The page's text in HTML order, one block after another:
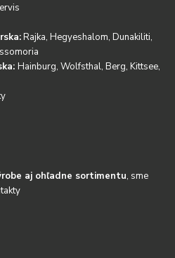
Rajka, Hegyeshalom, Dunakiliti,
Hainburg, Wolfsthal, Berg, Kittsee,
aj ohľadne sortimentu, sme